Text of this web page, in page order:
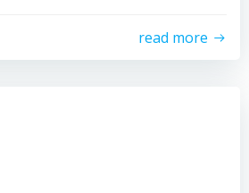
read more